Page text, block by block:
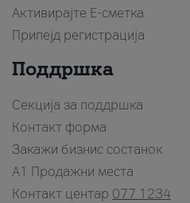
Активирајте Е-сметка
Припејд регистрација
Поддршка
Секција за поддршка
Контакт форма
Закажи бизнис состанок
A1 Продажни места
Контакт центар 077 1234